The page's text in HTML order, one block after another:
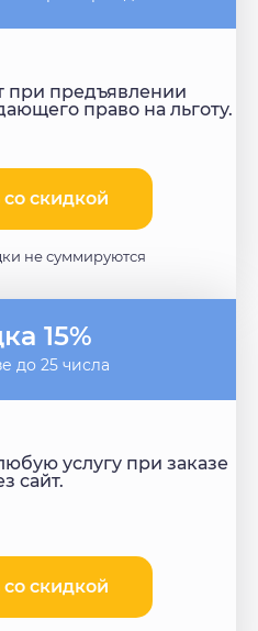
при предъявлении
право на льготу.
со скидкой​
не суммируются
15%
до 25 числа
услугу при заказе
сайт.
со скидкой